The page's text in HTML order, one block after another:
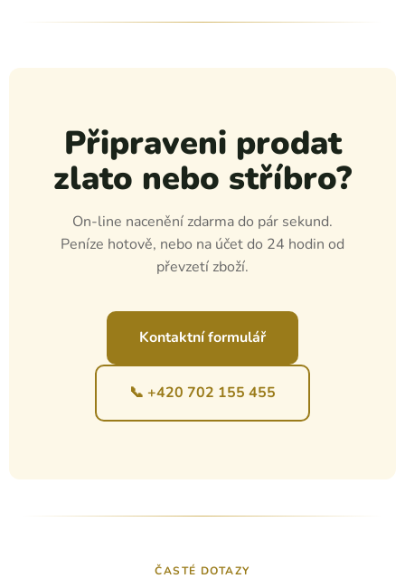
Připraveni prodat
zlato nebo stříbro?
On-line nacenění zdarma do pár sekund.
Peníze hotově, nebo na účet do 24 hodin od
převzetí zboží.
Kontaktní formulář
📞 +420 702 155 455
ČASTÉ DOTAZY